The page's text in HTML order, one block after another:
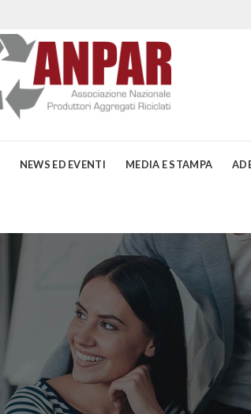
NEWS ED EVENTI MEDIA E STAMPA